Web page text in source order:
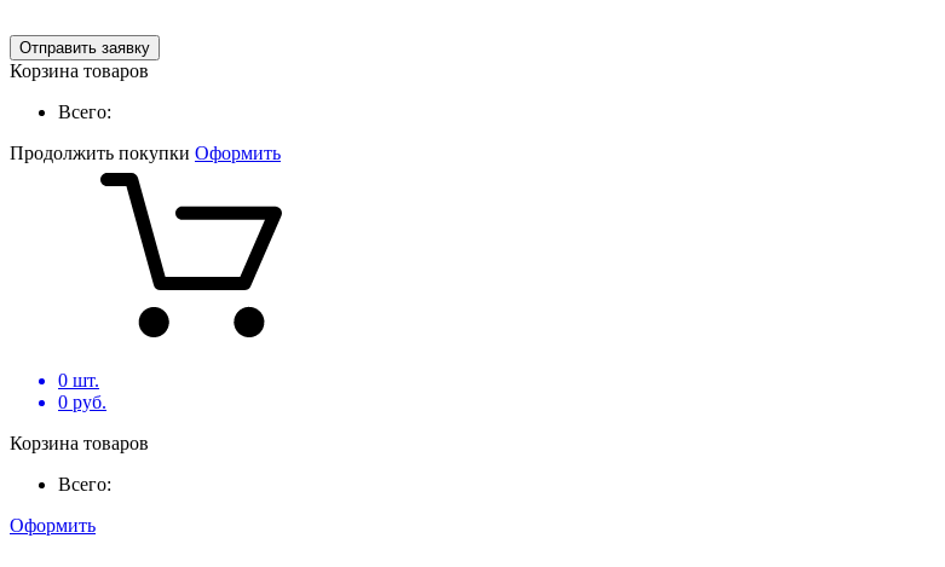
Отправить заявку
Корзина товаров
Всего:
Продолжить покупки Оформить
0 шт.
0 руб.
Корзина товаров
Всего:
Оформить